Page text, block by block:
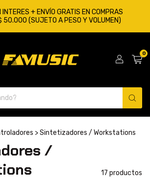
+ ENVÍO GRATIS EN COMPRAS
50.000 (SUJETO A PESO Y VOLUMEN)
0
>Sintetizadores / Workstations
/
17 productos